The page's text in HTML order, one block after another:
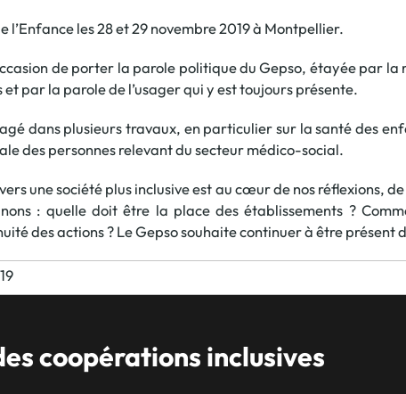
l’Enfance les 28 et 29 novembre 2019 à Montpellier.
de porter la parole politique du Gepso, étayée par
par la parole de l’usager qui y est toujours présente.
dans plusieurs travaux, en particulier sur la santé des
des personnes relevant du secteur médico-social.
une société plus inclusive est au cœur de nos réflexions,
: quelle doit être la place des établissements ?
des actions ? Le Gepso souhaite continuer à être présent
coopérations inclusives